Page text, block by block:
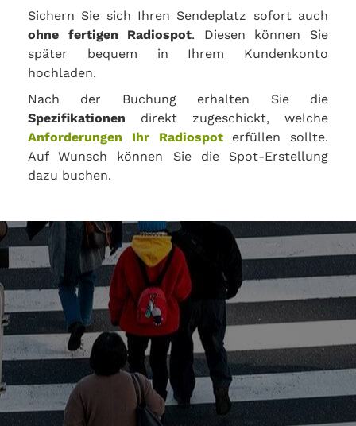
Sichern Sie sich Ihren Sendeplatz sofort auch
ohne fertigen Radiospot. Diesen können Sie
später bequem in Ihrem Kundenkonto
hochladen.
Nach der Buchung erhalten Sie die
Spezifikationen direkt zugeschickt, welche
Anforderungen Ihr Radiospoterfüllen sollte.
Auf Wunsch können Sie die Spot-Erstellung
dazu buchen.